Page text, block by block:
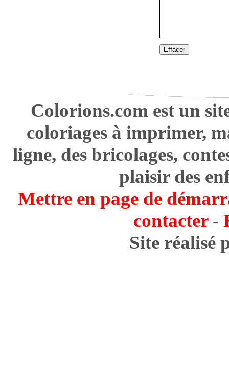
Effacer
Colorions.com est un
coloriages à imprimer,
ligne, des bricolages,
plaisir des
Mettre en page de
contacter-
Site réalisé